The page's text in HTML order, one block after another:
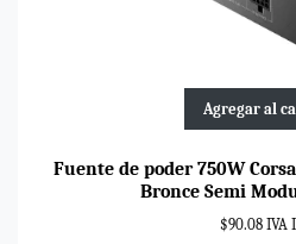
Agregar al
Fuente de poder 750W
Bronce Semi
$90.08 IVA